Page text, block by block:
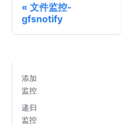
文件监控-
gfsnotify
添加
监控
递归
监控